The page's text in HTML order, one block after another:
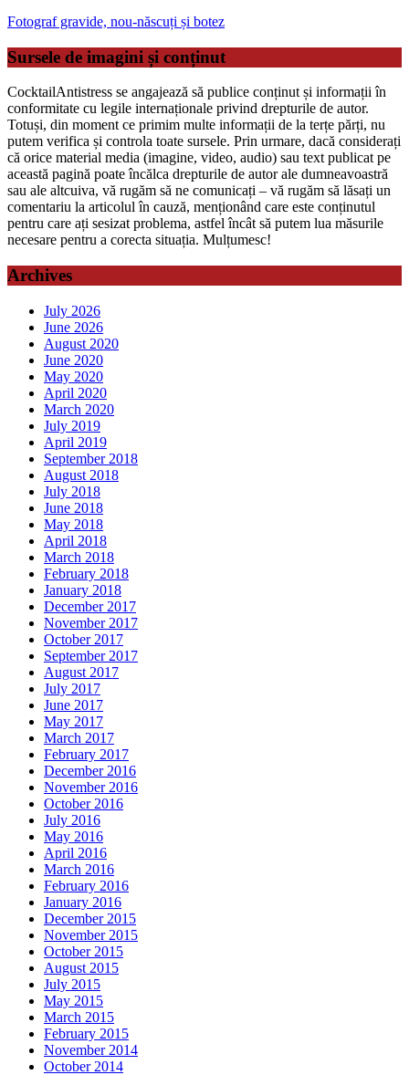
Fotograf gravide, nou-născuți și botez
Sursele de imagini și conținut
CocktailAntistress se angajează să publice conținut și informații în
conformitate cu legile internaționale privind drepturile de autor.
Totuși, din moment ce primim multe informații de la terțe părți, nu
putem verifica și controla toate sursele. Prin urmare, dacă considerați
că orice material media (imagine, video, audio) sau text publicat pe
această pagină poate încălca drepturile de autor ale dumneavoastră
sau ale altcuiva, vă rugăm să ne comunicați – vă rugăm să lăsați un
comentariu la articolul în cauză, menționând care este conținutul
pentru care ați sesizat problema, astfel încât să putem lua măsurile
necesare pentru a corecta situația. Mulțumesc!
Archives
July 2026
June 2026
August 2020
June 2020
May 2020
April 2020
March 2020
July 2019
April 2019
September 2018
August 2018
July 2018
June 2018
May 2018
April 2018
March 2018
February 2018
January 2018
December 2017
November 2017
October 2017
September 2017
August 2017
July 2017
June 2017
May 2017
March 2017
February 2017
December 2016
November 2016
October 2016
July 2016
May 2016
April 2016
March 2016
February 2016
January 2016
December 2015
November 2015
October 2015
August 2015
July 2015
May 2015
March 2015
February 2015
November 2014
October 2014